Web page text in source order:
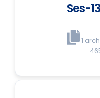
Ses-
1